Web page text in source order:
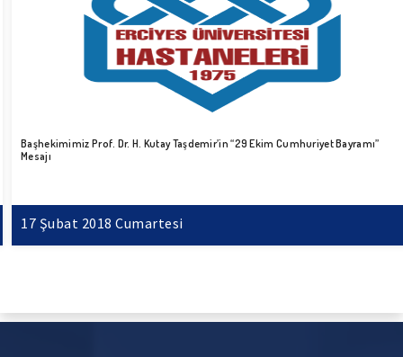
Başhekimimiz Prof. Dr. H. Kutay Taşdemir’in “29 Ekim Cumhuriyet Bayramı”
Mesajı
17 Şubat 2018 Cumartesi